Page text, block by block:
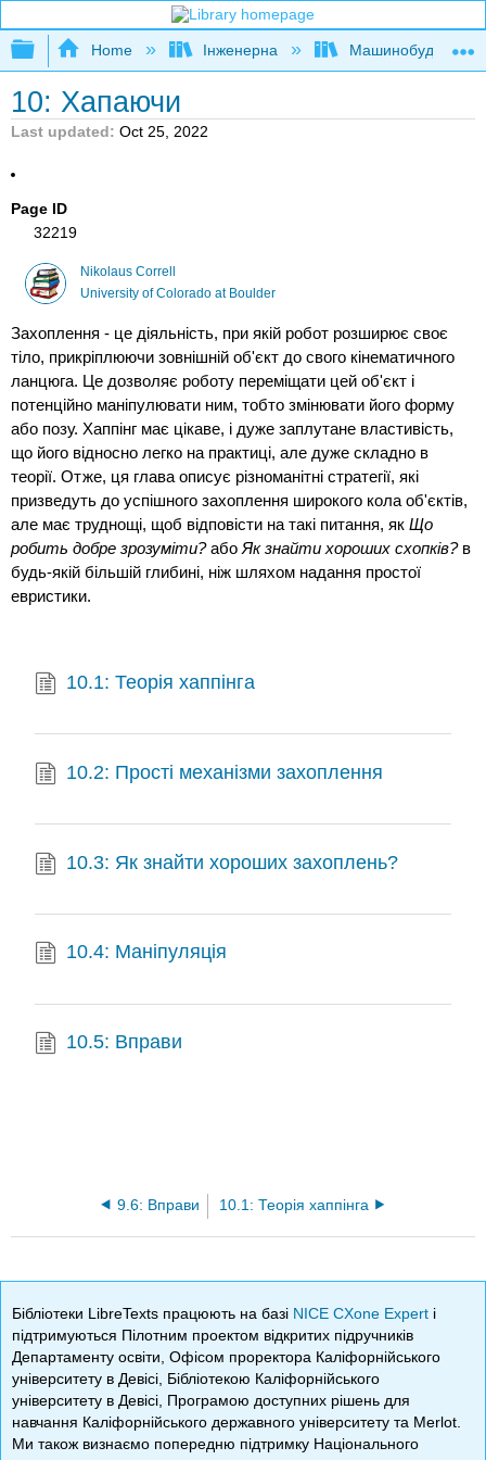
Expand/collapse global hierarchy
Home Інженерна
10: Хапаючи
Last updated Oct 25, 2022
Page ID
32219
Nikolaus Correll
University of Colorado at Boulder
Захоплення - це діяльність, при якій робот розширює своє
тіло, прикріплюючи зовнішній об'єкт до свого кінематичного
ланцюга. Це дозволяє роботу переміщати цей об'єкт і
потенційно маніпулювати ним, тобто змінювати його форму
або позу. Хаппінг має цікаве, і дуже заплутане властивість,
що його відносно легко на практиці, але дуже складно в
теорії. Отже, ця глава описує різноманітні стратегії, які
призведуть до успішного захоплення широкого кола об'єктів,
але має труднощі, щоб відповісти на такі питання, якЩо
робить добре зрозуміти?абоЯк знайти хороших схопків? в
будь-якій більшій глибині, ніж шляхом надання простої
евристики.
10.1: Теорія хаппінга
10.2: Прості механізми захоплення
10.3: Як знайти хороших захоплень?
10.4: Маніпуляція
10.5: Вправи
9.6: Вправи 10.1: Теорія хаппінга
Бібліотеки LibreTexts працюють на базі NICE CXone Expert і
підтримуються Пілотним проектом відкритих підручників
Департаменту освіти, Офісом проректора Каліфорнійського
університету в Девісі, Бібліотекою Каліфорнійського
університету в Девісі, Програмою доступних рішень для
навчання Каліфорнійського державного університету та Merlot.
Ми також визнаємо попередню підтримку Національного